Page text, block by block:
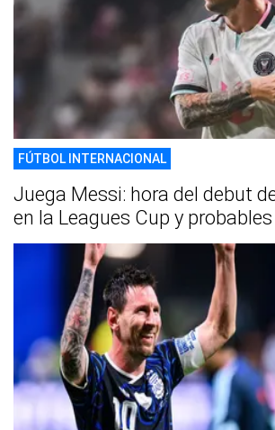
FÚTBOL INTERNACIONAL
Juega Messi: hora del debut
en la Leagues Cup y